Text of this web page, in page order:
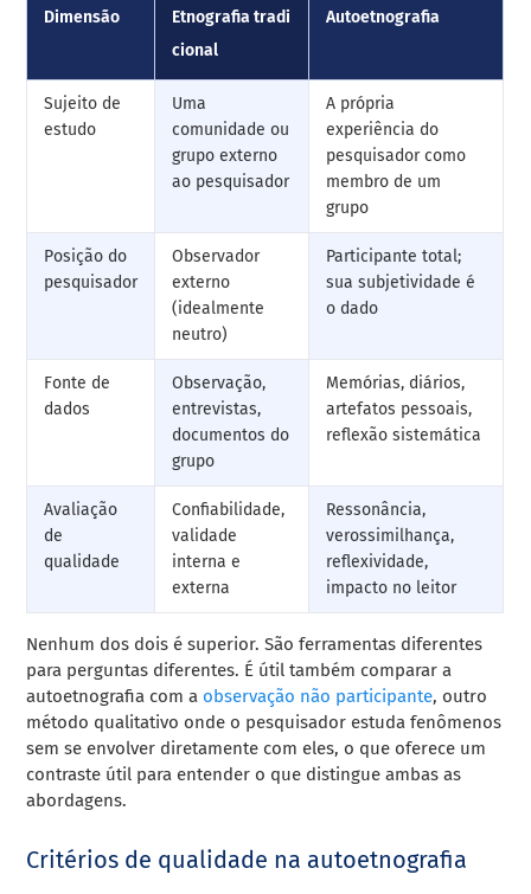
Dimensão
Etnografia tradi
cional
Autoetnografia
Sujeito de
estudo
Uma
comunidade ou
grupo externo
ao pesquisador
A própria
experiência do
pesquisador como
membro de um
grupo
Posição do
pesquisador
Observador
externo
(idealmente
neutro)
Participante total;
sua subjetividade é
o dado
Fonte de
dados
Observação,
entrevistas,
documentos do
grupo
Memórias, diários,
artefatos pessoais,
reflexão sistemática
Avaliação
de
qualidade
Confiabilidade,
validade
interna e
externa
Ressonância,
verossimilhança,
reflexividade,
impacto no leitor
Nenhum dos dois é superior. São ferramentas diferentes
para perguntas diferentes. É útil também comparar a
autoetnografia com a observação não participante, outro
método qualitativo onde o pesquisador estuda fenômenos
sem se envolver diretamente com eles, o que oferece um
contraste útil para entender o que distingue ambas as
abordagens.
Critérios de qualidade na autoetnografia